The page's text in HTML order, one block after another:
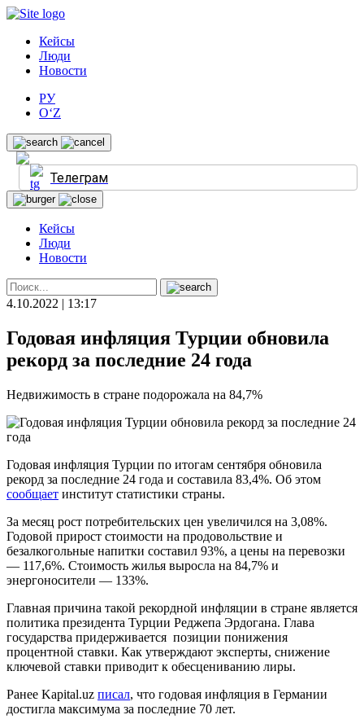
Кейсы
Люди
Новости
РУ
O‘Z
Телеграм
Кейсы
Люди
Новости
4.10.2022 | 13:17
Годовая инфляция Турции обновила
рекорд за последние 24 года
Недвижимость в стране подорожала на 84,7%
Годовая инфляция Турции по итогам сентября обновила
рекорд за последние 24 года и составила 83,4%. Об этом
сообщает институт статистики страны.
За месяц рост потребительских цен увеличился на 3,08%.
Годовой прирост стоимости на продовольствие и
безалкогольные напитки составил 93%, а цены на перевозки
— 117,6%. Стоимость жилья выросла на 84,7% и
энергоносители — 133%.
Главная причина такой рекордной инфляции в стране является
политика президента Турции Реджепа Эрдогана. Глава
государства придерживается позиции понижения
процентной ставки. Как утверждают эксперты, снижение
ключевой ставки приводит к обесцениванию лиры.
Ранее Kapital.uz писал, что годовая инфляция в Германии
достигла максимума за последние 70 лет.